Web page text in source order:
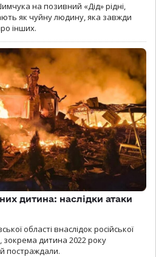
на позивний «Дід» рідні,
як чуйну людину, яка завжди
інших.
дитина: наслідки атаки
області внаслідок російської
зокрема дитина 2022 року
постраждали.